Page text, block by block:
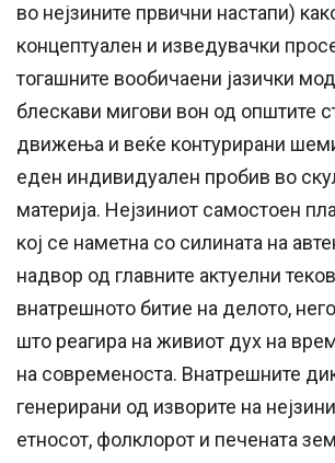
во нејзините првични настапи)
концептуален и изведувачки
тогашните вообичаени јазички
блескави мигови вон од општите
движења и веќе контурирани
еден индивидуален пробив во
материја. Нејзиниот самостоен
кој се наметна со силината на
надвор од главните актуелни
внатрешното битие на делото,
што реагира на живиот дух на
на современоста. Внатрешните
генерирани од изворите на
етносот, фолклорот и печената